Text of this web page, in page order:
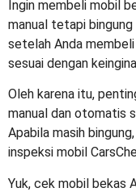
Ingin membeli mobil
manual tetapi
setelah Anda
sesuai dengan
Oleh karena itu,
manual dan otomatis
Apabila masih
inspeksi mobil
Yuk, cek mobil bekas